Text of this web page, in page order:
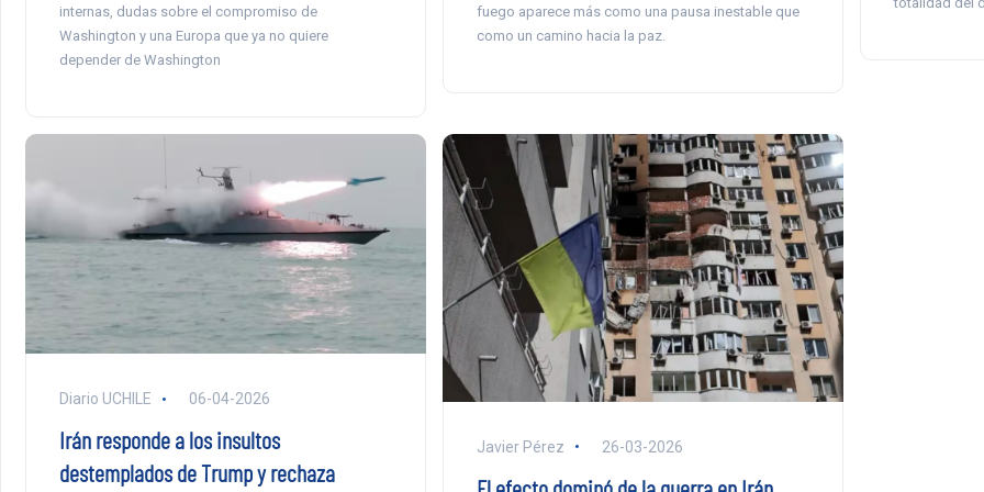
internas, dudas sobre el compromiso de
Washington y una Europa que ya no quiere
depender de Washington
fuego aparece más como una pausa inestable que
como un camino hacia la paz.
Diario UCHILE 06-04-2026
Irán responde a los insultos
destemplados de Trump y rechaza
Javier Pérez 26-03-2026